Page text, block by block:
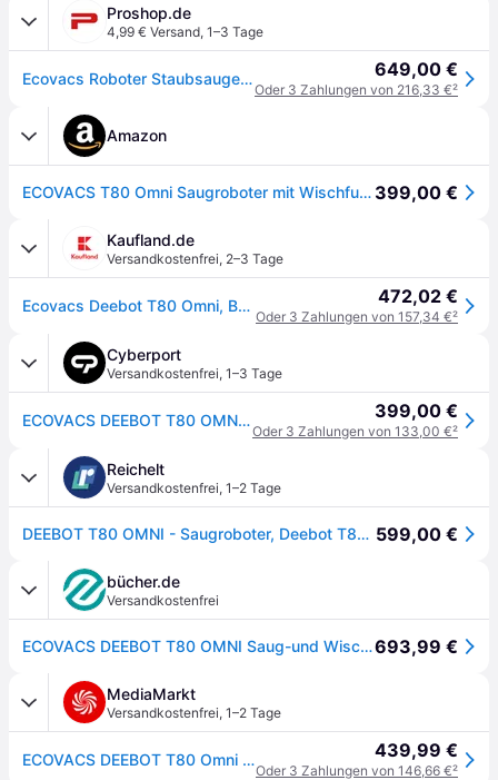
Proshop.de
4,99 € Versand, 1–3 Tage
Ecovacs Roboter Staubsauger Deebot T80 Omni - Black 649,00 €
Oder 3 Zahlungen von 216,33 €²
Amazon
ECOVACS T80 Omni Saugroboter mit Wischfunktion 18.000 Pa, OZMO Roller 399,00 €
Kaufland.de
Versandkostenfrei, 2–3 Tage
Ecovacs Deebot T80 Omni, Beutellos, Schwarz, Rund, Staubbeutel, 65 dB, 3 l 472,02 €
Oder 3 Zahlungen von 157,34 €²
Cyberport
Versandkostenfrei, 1–3 Tage
ECOVACS DEEBOT T80 OMNI Saugroboter mit Wischfunktion, 18000Pa, Absaug-/Reinigungsstation, schwarz 399,00 €
Oder 3 Zahlungen von 133,00 €²
Reichelt
Versandkostenfrei, 1–2 Tage
DEEBOT T80 OMNI - Saugroboter, Deebot T80 Omni, schwarz 599,00 €
bücher.de
Versandkostenfrei
ECOVACS DEEBOT T80 OMNI Saug-und Wischroboter Schwarz693,99 €
MediaMarkt
Versandkostenfrei, 1–2 Tage
ECOVACS DEEBOT T80 Omni Black Saugroboter 439,99 €
Oder 3 Zahlungen von 146,66 €²